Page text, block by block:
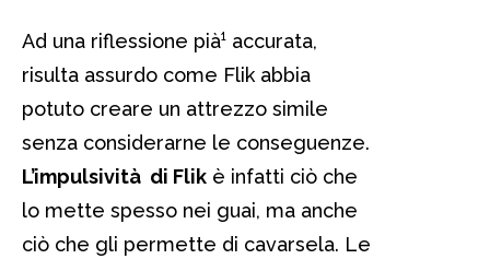
Ad una riflessione pià¹ accurata,
risulta assurdo come Flik abbia
potuto creare un attrezzo simile
senza considerarne le conseguenze.
L’impulsività di Flik è infatti ciò che
lo mette spesso nei guai, ma anche
ciò che gli permette di cavarsela. Le